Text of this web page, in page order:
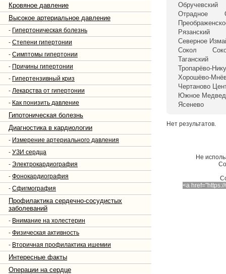
Кровяное давление
Высокое артериальное давление
- Гипертоническая болезнь
- Степени гипертонии
- Симптомы гипертонии
- Причины гипертонии
- Гипертензивный криз
- Лекарства от гипертонии
- Как понизить давление
Гипотоническая болезнь
Диагностика в кардиологии
- Измерение артериального давления
- УЗИ сердца
- Электрокардиография
- Фонокардиография
- Сфигмография
Профилактика сердечно-сосудистых
заболеваний
- Внимание на холестерин
- Физическая активность
- Вторичная профилактика ишемии
Интересные факты
Операции на сердце
Обручевский
Отрадное
Рязанский
Северное
Сокол
Таганский
Тропарёво-
Хорошёво-
Чертаново
Южное
Ясенево
Нет результатов.
Не
<a